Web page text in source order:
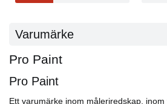
Varumärke
Pro Paint
Pro Paint
Ett varumärke inom måleriredskap,